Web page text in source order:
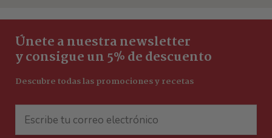
Únete a nuestra newsletter
y consigue un 5% de descuento
Descubre todas las promociones y recetas